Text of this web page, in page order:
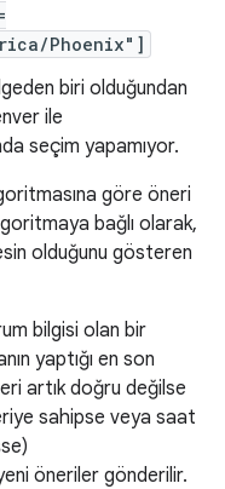
Phoenix"]
biri olduğundan
ile
seçim yapamıyor.
göre öneri
bağlı olarak,
olduğunu gösteren
bilgisi olan bir
yaptığı en son
artık doğru değilse
sahipse veya saat
öneriler gönderilir.